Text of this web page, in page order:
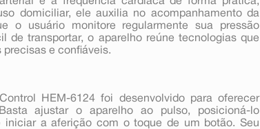
domiciliar, ele auxilia no acompanhamento da
o usuário monitore regularmente sua pressão
de transportar, o aparelho reúne tecnologias que
e confiáveis.
HEM-6124 foi desenvolvido para oferecer
ajustar o aparelho ao pulso, posicioná-lo
a aferição com o toque de um botão. Seu